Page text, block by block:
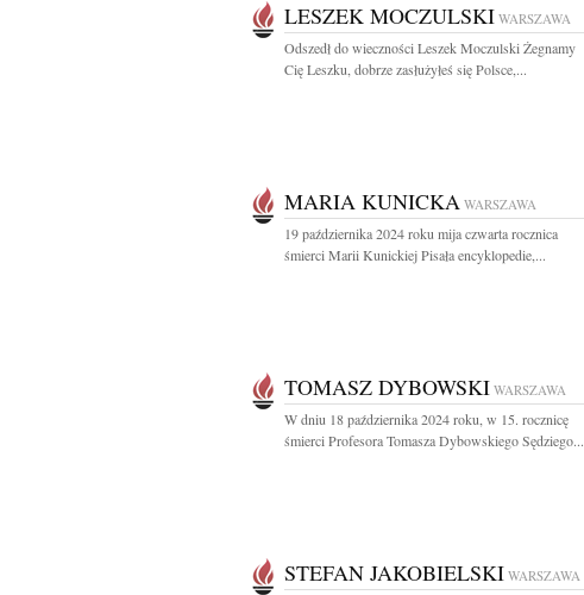
LESZEK MOCZULSKI WARSZAWA
Odszedł do wieczności Leszek Moczulski Żegnamy
Cię Leszku, dobrze zasłużyłeś się Polsce,...
MARIA KUNICKA WARSZAWA
19 października 2024 roku mija czwarta rocznica
śmierci Marii Kunickiej Pisała encyklopedie,...
TOMASZ DYBOWSKI WARSZAWA
W dniu 18 października 2024 roku, w 15. rocznicę
śmierci Profesora Tomasza Dybowskiego Sędziego...
STEFAN JAKOBIELSKI WARSZAWA